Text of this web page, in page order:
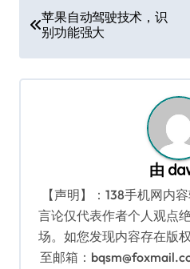
章
导
航
苹果自动驾驶技术，识
别功能强大
由
【声明】：138手机网内
言论仅代表作者个人观点
场。如您发现内容存在版
至邮箱：